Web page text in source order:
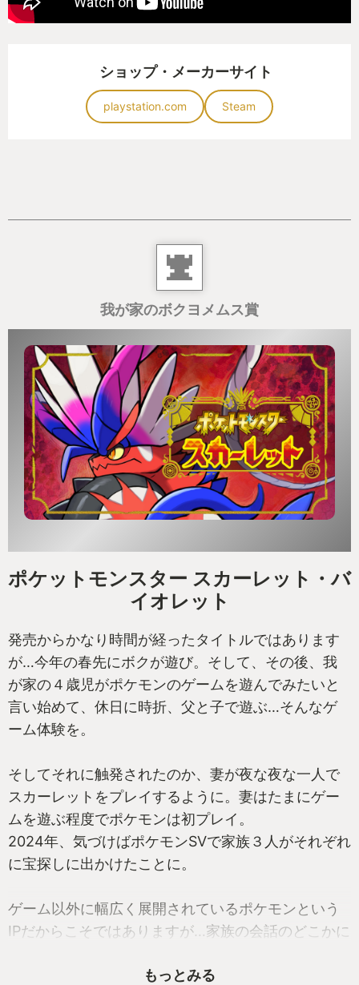
ショップ・メーカーサイト
playstation.com Steam
我が家のボクヨメムス賞
ポケットモンスター スカーレット・バ
イオレット
発売からかなり時間が経ったタイトルではあります
が…今年の春先にボクが遊び。そして、その後、我
が家の４歳児がポケモンのゲームを遊んでみたいと
言い始めて、休日に時折、父と子で遊ぶ…そんなゲ
ーム体験を。
そしてそれに触発されたのか、妻が夜な夜な一人で
スカーレットをプレイするように。妻はたまにゲー
ムを遊ぶ程度でポケモンは初プレイ。
2024年、気づけばポケモンSVで家族３人がそれぞれ
に宝探しに出かけたことに。
ゲーム以外に幅広く展開されているポケモンという
IPだからこそではありますが…家族の会話のどこかに
好き？お母さんはどのポケモンが好き？ボクはニャ
もっとみる